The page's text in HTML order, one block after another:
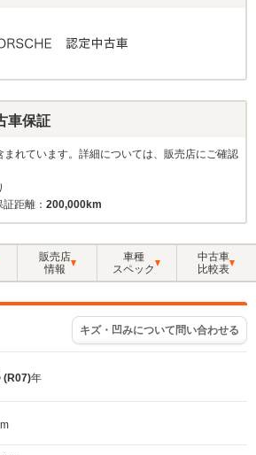
車保証
まれています。詳細については、販売店にご確認
距離： 200,000km
販売店
情報
車種
スペック
中古車
比較表
キズ・凹みについて問い合わせる
(R07)年